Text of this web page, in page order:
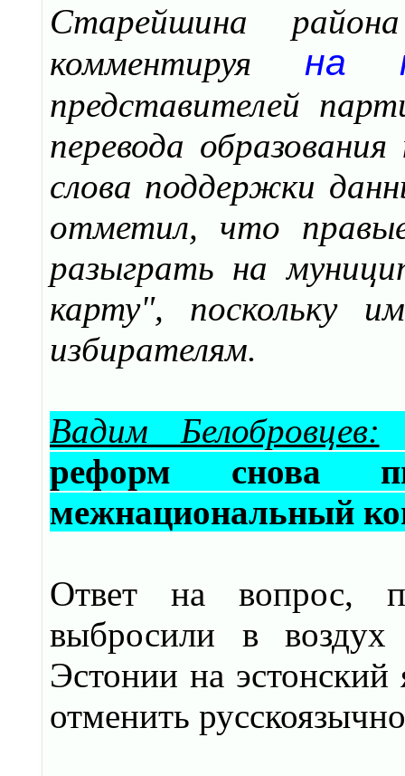
Cтарейшина
комментируя на
представителей
перевода
слова поддержки
отметил, что
разыграть на
карту", поскольку
избирателям.
Вадим Белобровцев:
реформ снова
межнациональный
Ответ на вопрос,
выбросили в воздух
Эстонии на эстонский
отменить